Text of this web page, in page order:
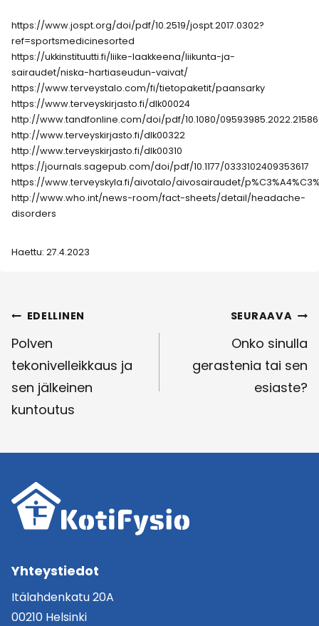
https://www.jospt.org/doi/pdf/10.2519/jospt.2017.0302?
ref=sportsmedicinesorted
https://ukkinstituutti.fi/liike-laakkeena/liikunta-ja-
sairaudet/niska-hartiaseudun-vaivat/
https://www.terveystalo.com/fi/tietopaketit/paansarky
https://www.terveyskirjasto.fi/dlk00024
http://www.tandfonline.com/doi/pdf/10.1080/
http://www.terveyskirjasto.fi/dlk00322
http://www.terveyskirjasto.fi/dlk00310
https://journals.sagepub.com/doi/pdf/10.1177/0333102409353617
https://www.terveyskyla.fi/aivotalo/aivosairaudet/
http://www.who.int/news-room/fact-sheets/detail/headache-
disorders
Haettu: 27.4.2023
Artikkelien
selaus
EDELLINEN
Polven
tekonivelleikkaus ja
sen jälkeinen
kuntoutus
SEURAAVA
Onko sinulla
gerastenia tai sen
esiaste?
Yhteystiedot
Itälahdenkatu 20A
00210 Helsinki